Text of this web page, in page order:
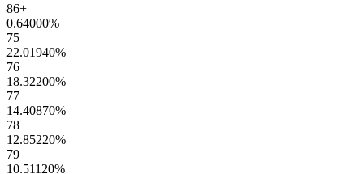
86+
0.64000%
75
22.01940%
76
18.32200%
77
14.40870%
78
12.85220%
79
10.51120%